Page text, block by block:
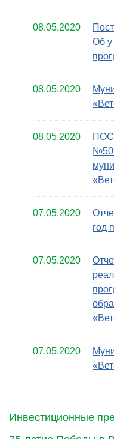
Инвестиционные
08.05.2020
Об
08.05.2020
08.05.2020
07.05.2020
год
07.05.2020
07.05.2020